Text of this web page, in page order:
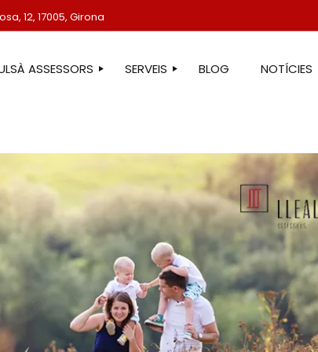
12, 17005, Girona
ASSESSORS SERVEIS
ASSESSORIA FISCAL
ASSESSORIA COMPTABLE
ASSESSORIA JURÍDICA
ASSESSORIA ADMINISTRATIVA
ASSESSORIA DE COMUNICACIÓ
ASSESSORIA EN ESTRANGERIA
PROTECCIÓ DE DADES
SERVEIS IMMOBILIARIS
BLOG NOTÍCIES